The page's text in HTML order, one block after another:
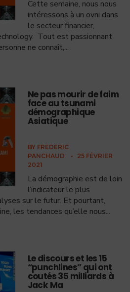
Cette semaine, nous nous
intéressons à un ovni dans
le secteur financier,
Tout est passionnant
ne connaît,...
Ne pas mourir de faim
face au tsunami
démographique
Asiatique
BY FREDERIC
PANCHAUD
•
25 FÉVRIER
2021
La démographie est de loin
l’indicateur le plus
sur le futur. Et pourtant,
les tendances qu’elle nous...
Le discours et les 15
“punchlines” qui ont
coutés 35 milliards à
Jack Ma